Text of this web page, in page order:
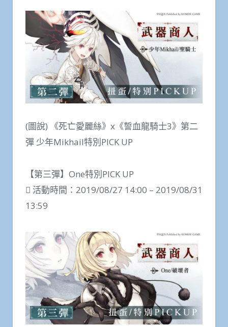
(圖說) 《死亡愛麗絲》x《誓血龍騎士3》第二
彈 少年Mikhail特別PICK UP
【第三彈】One特別PICK UP
 活動時間：2019/08/27 14:00 – 2019/08/31
13:59